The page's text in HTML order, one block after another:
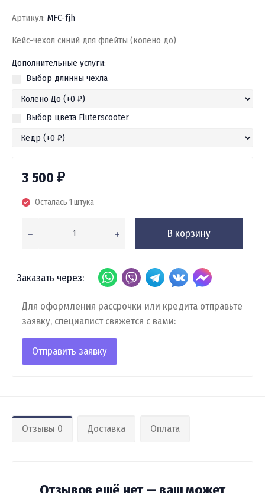
Артикул: MFC-fjh
Кейс-чехол синий для флейты (колено до)
Дополнительные услуги:
Выбор длинны чехла
Выбор цвета Fluterscooter
3 500 ₽
Осталась 1 штука
В корзину
Заказать через:
Для оформления рассрочки или кредита отправьте
заявку, специалист свяжется с вами:
Отправить заявку
Отзывы 0 Доставка Оплата